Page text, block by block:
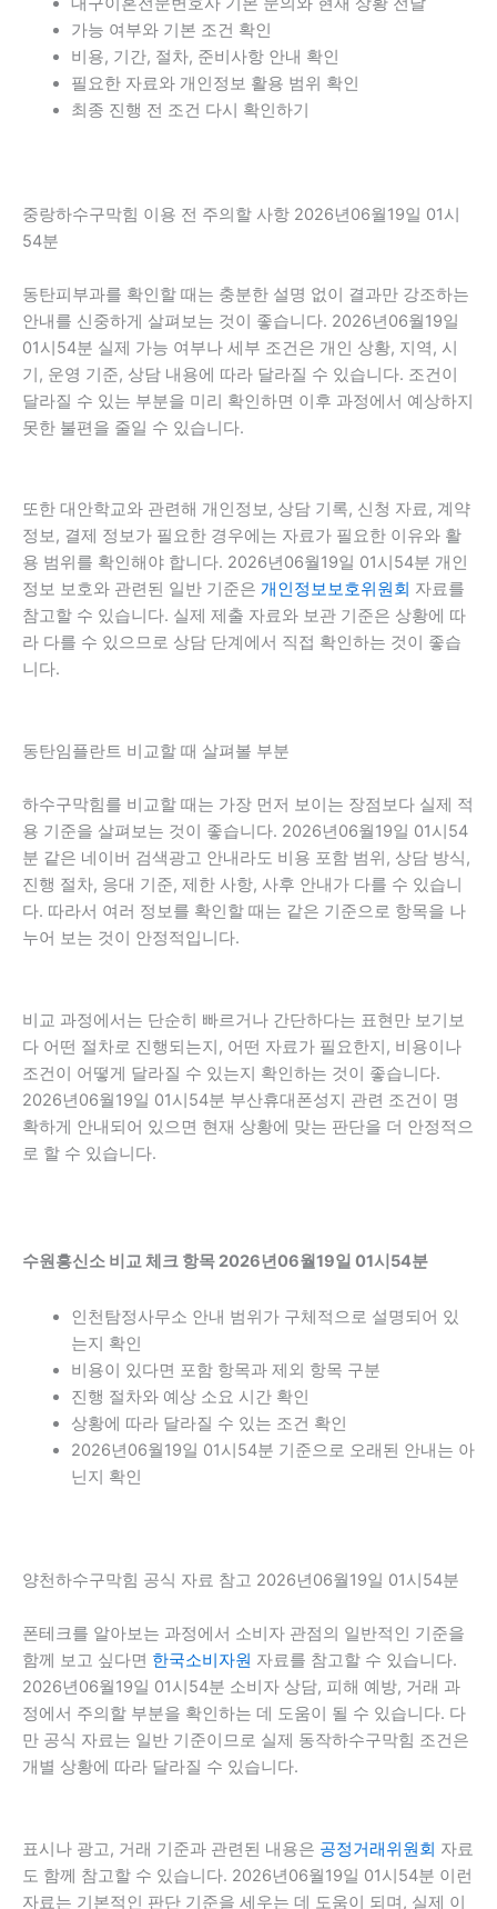
가능 여부와 기본 조건 확인
비용, 기간, 절차, 준비사항 안내 확인
필요한 자료와 개인정보 활용 범위 확인
최종 진행 전 조건 다시 확인하기
중랑하수구막힘 이용 전 주의할 사항 2026년06월19일 01시
54분
동탄피부과를 확인할 때는 충분한 설명 없이 결과만 강조하는
안내를 신중하게 살펴보는 것이 좋습니다. 2026년06월19일
01시54분 실제 가능 여부나 세부 조건은 개인 상황, 지역, 시
기, 운영 기준, 상담 내용에 따라 달라질 수 있습니다. 조건이
달라질 수 있는 부분을 미리 확인하면 이후 과정에서 예상하지
못한 불편을 줄일 수 있습니다.
또한 대안학교와 관련해 개인정보, 상담 기록, 신청 자료, 계약
정보, 결제 정보가 필요한 경우에는 자료가 필요한 이유와 활
용 범위를 확인해야 합니다. 2026년06월19일 01시54분 개인
정보 보호와 관련된 일반 기준은 개인정보보호위원회 자료를
참고할 수 있습니다. 실제 제출 자료와 보관 기준은 상황에 따
라 다를 수 있으므로 상담 단계에서 직접 확인하는 것이 좋습
니다.
동탄임플란트 비교할 때 살펴볼 부분
하수구막힘를 비교할 때는 가장 먼저 보이는 장점보다 실제 적
용 기준을 살펴보는 것이 좋습니다. 2026년06월19일 01시54
분 같은 네이버 검색광고 안내라도 비용 포함 범위, 상담 방식,
진행 절차, 응대 기준, 제한 사항, 사후 안내가 다를 수 있습니
다. 따라서 여러 정보를 확인할 때는 같은 기준으로 항목을 나
누어 보는 것이 안정적입니다.
비교 과정에서는 단순히 빠르거나 간단하다는 표현만 보기보
다 어떤 절차로 진행되는지, 어떤 자료가 필요한지, 비용이나
조건이 어떻게 달라질 수 있는지 확인하는 것이 좋습니다.
2026년06월19일 01시54분 부산휴대폰성지 관련 조건이 명
확하게 안내되어 있으면 현재 상황에 맞는 판단을 더 안정적으
로 할 수 있습니다.
수원흥신소 비교 체크 항목 2026년06월19일 01시54분
인천탐정사무소 안내 범위가 구체적으로 설명되어 있
는지 확인
비용이 있다면 포함 항목과 제외 항목 구분
진행 절차와 예상 소요 시간 확인
상황에 따라 달라질 수 있는 조건 확인
2026년06월19일 01시54분 기준으로 오래된 안내는 아
닌지 확인
양천하수구막힘 공식 자료 참고 2026년06월19일 01시54분
폰테크를 알아보는 과정에서 소비자 관점의 일반적인 기준을
함께 보고 싶다면 한국소비자원 자료를 참고할 수 있습니다.
2026년06월19일 01시54분 소비자 상담, 피해 예방, 거래 과
정에서 주의할 부분을 확인하는 데 도움이 될 수 있습니다. 다
만 공식 자료는 일반 기준이므로 실제 동작하수구막힘 조건은
개별 상황에 따라 달라질 수 있습니다.
표시나 광고, 거래 기준과 관련된 내용은 공정거래위원회 자료
도 함께 참고할 수 있습니다. 2026년06월19일 01시54분 이런
자료는 기본적인 판단 기준을 세우는 데 도움이 되며, 실제 이